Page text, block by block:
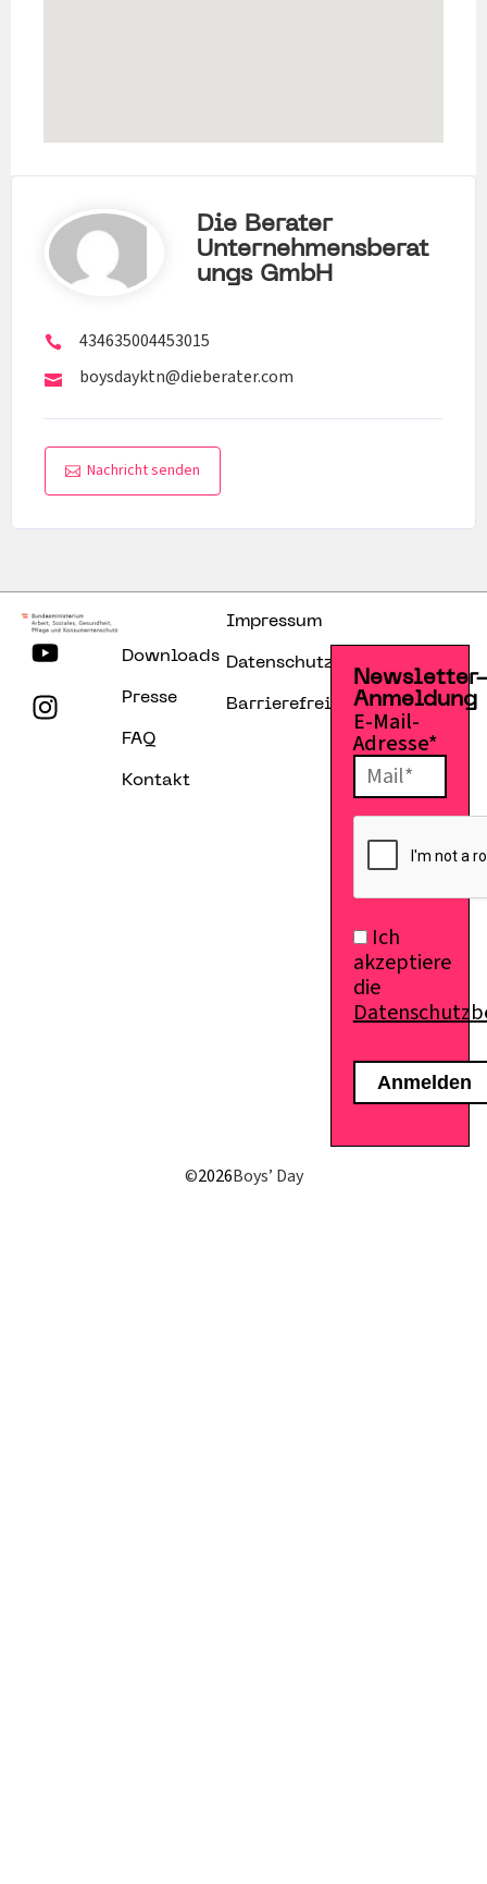
Die Berater
Unternehmensberat
Ungs GmbH
434635004453015
boysdayktn@dieberater.com
Nachricht senden
Downloads
Presse
FAQ
Kontakt
Impressum
Datenschutzerklärung
Barrierefreiheitserklärung
Anmeldung
E-Mail-
Adresse*
Ich
akzeptiere
die
©2026Boys’ Day